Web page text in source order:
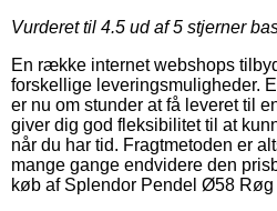
Vurderet til 4.5 ud af 5 stjerner
En række internet webshops
forskellige leveringsmuligheder.
er nu om stunder at få leveret til
giver dig god fleksibilitet til at
når du har tid. Fragtmetoden er
mange gange endvidere den
køb af Splendor Pendel Ø58 Røg